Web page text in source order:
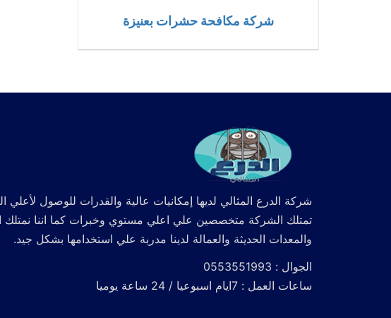
شركة مكافحة حشرات بعنيزة
شركة الدرع المثالي لديها إمكانيات عالية والقدرات للوصول لأعلي
تمتلك الشركة متخصصين علي اعلي مستوي وخبرات كما اننا نمتلك
والمعدات الحديثة والعمالة لدينا مدربة علي استخدامها بشكل جيد.
الجوال : 0553551993
ساعات العمل : 7ايام اسبوعيا / 24 ساعة يوميا